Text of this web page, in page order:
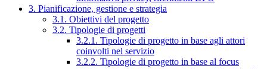
3. Pianificazione, gestione e strategia
3.1. Obiettivi del progetto
3.2. Tipologie di progetti
3.2.1. Tipologie di progetto in base agli attori
coinvolti nel servizio
3.2.2. Tipologie di progetto in base al focus